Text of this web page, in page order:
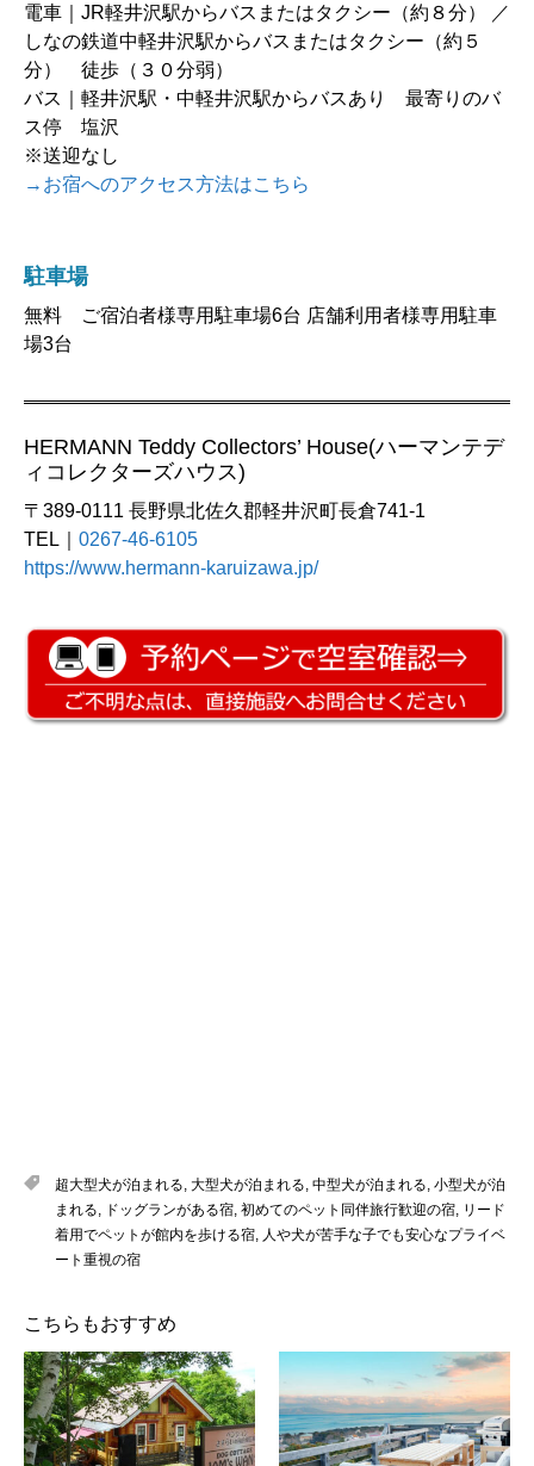
電車｜JR軽井沢駅からバスまたはタクシー（約８分） ／
しなの鉄道中軽井沢駅からバスまたはタクシー（約５
分） 徒歩（３０分弱）
バス｜軽井沢駅・中軽井沢駅からバスあり 最寄りのバ
ス停 塩沢
※送迎なし
→お宿へのアクセス方法はこちら
駐車場
無料 ご宿泊者様専用駐車場6台 店舗利用者様専用駐車
場3台
HERMANN Teddy Collectors’ House(ハーマンテデ
ィコレクターズハウス)
〒389-0111 長野県北佐久郡軽井沢町長倉741-1
TEL｜ 0267-46-6105
https://www.hermann-karuizawa.jp/
超大型犬が泊まれる 大型犬が泊まれる 中型犬が泊まれる 小型犬が泊
まれる
ドッグランがある宿 初めてのペット同伴旅行歓迎の宿 リード
着用でペットが館内を歩ける宿
人や犬が苦手な子でも安心なプライベ
ート重視の宿
こちらもおすすめ